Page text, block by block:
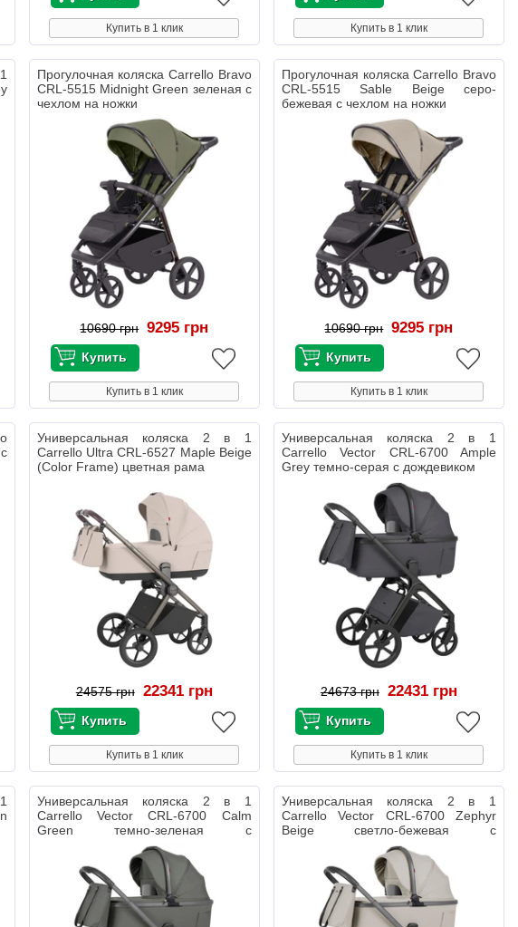
Купить в 1 клик Купить в 1 клик
Прогулочная коляска Carrello Bravo
CRL-5515 Midnight Green зеленая с
чехлом на ножки
10690 грн 9295 грн
Купить в 1 клик
Прогулочная коляска Carrello Bravo
CRL-5515 Sable Beige серо-
бежевая с чехлом на ножки
10690 грн 9295 грн
Купить в 1 клик
Универсальная коляска 2 в 1
Carrello Ultra CRL-6527 Maple Beige
(Color Frame) цветная рама
24575 грн 22341 грн
Купить в 1 клик
Универсальная коляска 2 в 1
Carrello Vector CRL-6700 Ample
Grey темно-серая с дождевиком
24673 грн 22431 грн
Купить в 1 клик
Универсальная коляска 2 в 1
Carrello Vector CRL-6700 Calm
Green темно-зеленая с
Универсальная коляска 2 в 1
Carrello Vector CRL-6700 Zephyr
Beige светло-бежевая с